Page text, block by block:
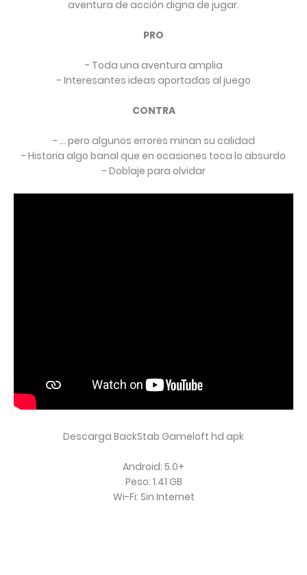
aventura de acción digna de jugar.
PRO
- Toda una aventura amplia
- Interesantes ideas aportadas al juego
CONTRA
- ... pero algunos errores minan su calidad
- Historia algo banal que en ocasiones toca lo absurdo
- Doblaje para olvidar
Descarga BackStab Gameloft hd apk
Android: 5.0+
Peso: 1.41 GB
Wi-Fi: Sin Internet